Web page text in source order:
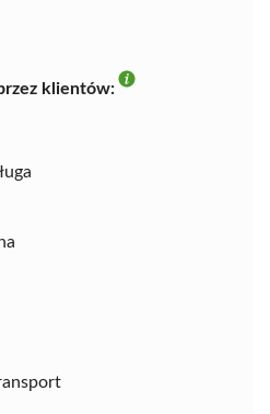
klientów: